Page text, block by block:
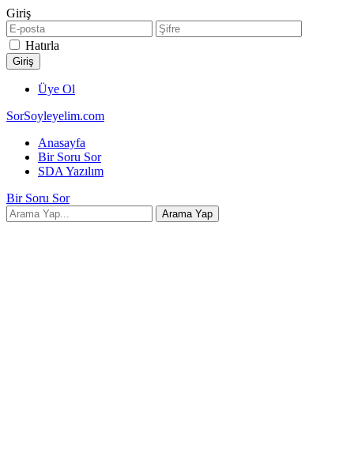
Giriş
Hatırla
Üye Ol
SorSoyleyelim.com
Anasayfa
Bir Soru Sor
SDA Yazılım
Bir Soru Sor